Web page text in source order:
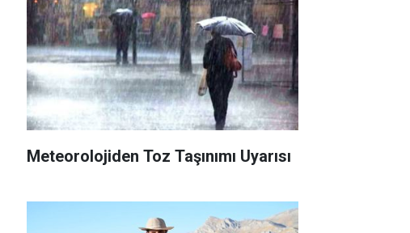
Meteorolojiden Toz Taşınımı Uyarısı